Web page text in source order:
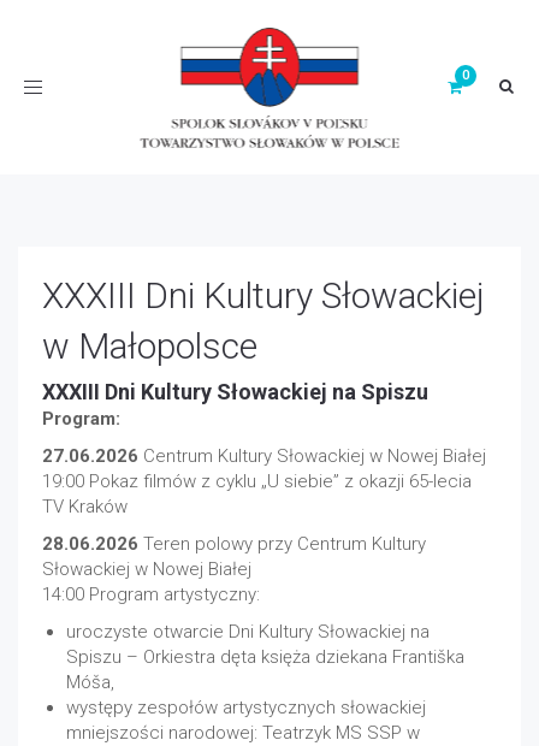
Toggle
XXXIII Dni Kultury Słowackiej
w Małopolsce
XXXIII Dni Kultury Słowackiej na Spiszu
Program:
27.06.2026 Centrum Kultury Słowackiej w Nowej Białej
19:00 Pokaz filmów z cyklu „U siebie” z okazji 65-lecia
TV Kraków
28.06.2026 Teren polowy przy Centrum Kultury
Słowackiej w Nowej Białej
14:00 Program artystyczny:
uroczyste otwarcie Dni Kultury Słowackiej na
Spiszu – Orkiestra dęta księża dziekana Františka
Móša,
występy zespołów artystycznych słowackiej
mniejszości narodowej: Teatrzyk MS SSP w